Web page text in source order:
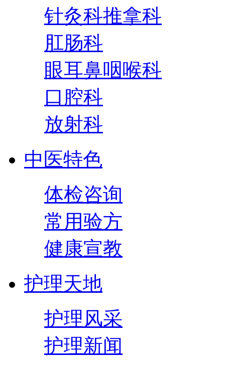
针灸科推拿科
肛肠科
眼耳鼻咽喉科
口腔科
放射科
中医特色
体检咨询
常用验方
健康宣教
护理天地
护理风采
护理新闻